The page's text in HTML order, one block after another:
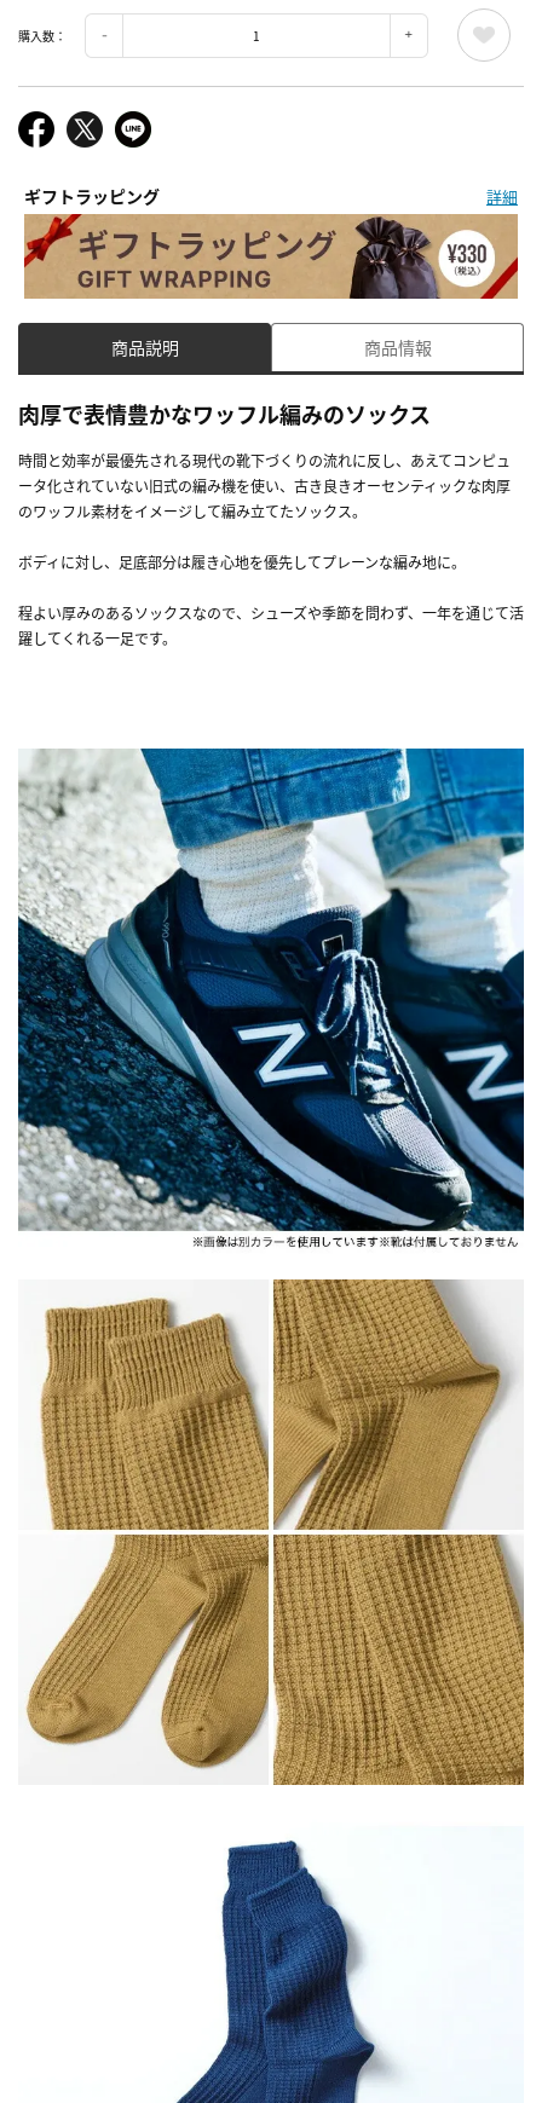
購入数：
ギフトラッピング 詳細
商品説明 商品情報
肉厚で表情豊かなワッフル編みのソックス
時間と効率が最優先される現代の靴下づくりの流れに反し、あえてコンピュ
ータ化されていない旧式の編み機を使い、古き良きオーセンティックな肉厚
のワッフル素材をイメージして編み立てたソックス。
ボディに対し、足底部分は履き心地を優先してプレーンな編み地に。
程よい厚みのあるソックスなので、シューズや季節を問わず、一年を通じて活
躍してくれる一足です。